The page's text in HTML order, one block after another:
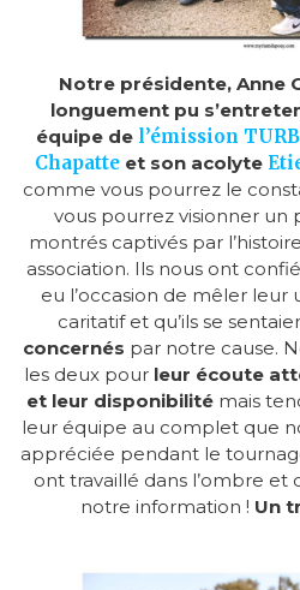
Notre présidente, Anne
longuement pu
équipe de l’émission
Chapatteet son acolyte
comme vous pourrez le
vous pourrez visionner un
montrés captivés par
association. Ils nous ont
eu l’occasion de mêler leur
caritatif et qu’ils se
concernés par notre cause.
les deux pour leur écoute
et leur disponibilité mais
leur équipe au complet que
appréciée pendant le
ont travaillé dans l’ombre
notre information ! Un